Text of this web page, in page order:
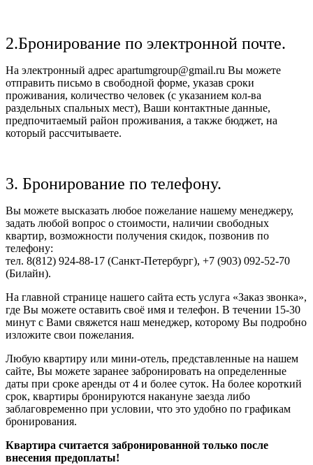
2.Бронирование по электронной почте.
На электронный адрес apartumgroup@gmail.ru Вы можете
отправить письмо в свободной форме, указав сроки
проживания, количество человек (с указанием кол-ва
раздельных спальных мест), Ваши контактные данные,
предпочитаемый район проживания, а также бюджет, на
который рассчитываете.
3. Бронирование по телефону.
Вы можете высказать любое пожелание нашему менеджеру,
задать любой вопрос о стоимости, наличии свободных
квартир, возможности получения скидок, позвонив по
телефону:
тел. 8(812) 924-88-17 (Санкт-Петербург), +7 (903) 092-52-70
(Билайн).
На главной странице нашего сайта есть услуга «Заказ звонка»,
где Вы можете оставить своё имя и телефон. В течении 15-30
минут с Вами свяжется наш менеджер, которому Вы подробно
изложите свои пожелания.
Любую квартиру или мини-отель, представленные на нашем
сайте, Вы можете заранее забронировать на определенные
даты при сроке аренды от 4 и более суток. На более короткий
срок, квартиры бронируются накануне заезда либо
заблаговременно при условии, что это удобно по графикам
бронирования.
Квартира считается забронированной только после
внесения предоплаты!